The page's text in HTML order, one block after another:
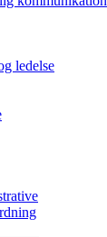
ledelse